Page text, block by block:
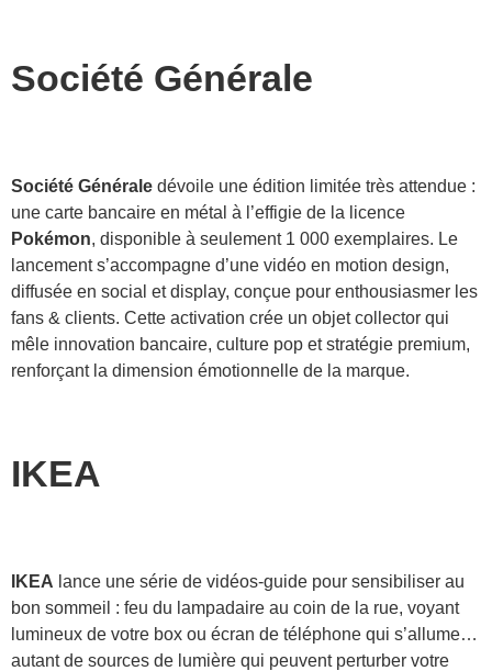
Société Générale
Société Générale dévoile une édition limitée très attendue :
une carte bancaire en métal à l’effigie de la licence
Pokémon, disponible à seulement 1 000 exemplaires. Le
lancement s’accompagne d’une vidéo en motion design,
diffusée en social et display, conçue pour enthousiasmer les
fans & clients. Cette activation crée un objet collector qui
mêle innovation bancaire, culture pop et stratégie premium,
renforçant la dimension émotionnelle de la marque.
IKEA
IKEA lance une série de vidéos-guide pour sensibiliser au
bon sommeil : feu du lampadaire au coin de la rue, voyant
lumineux de votre box ou écran de téléphone qui s’allume…
autant de sources de lumière qui peuvent perturber votre